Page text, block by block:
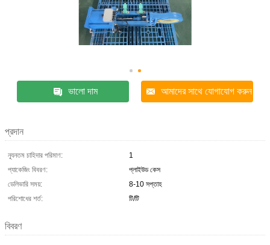
ভালো দাম আমাদের সাথে যোগাযোগ করুন
প্রদান
ন্যূনতম চাহিদার পরিমাণ:
1
প্যাকেজিং বিবরণ:
প্লাইউড কেস
ডেলিভারি সময়:
8-10 সপ্তাহ
পরিশোধের শর্ত:
টি/টি
বিবরণ